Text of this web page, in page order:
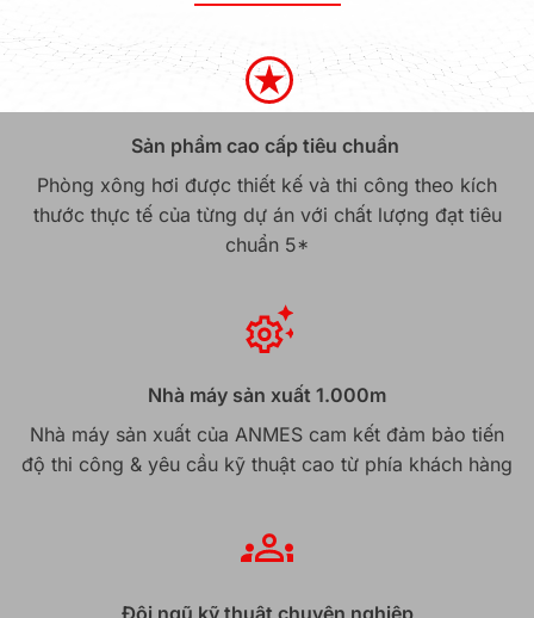
Sản phẩm cao cấp tiêu chuẩn
Phòng xông hơi được thiết kế và thi công theo kích
thước thực tế của từng dự án với chất lượng đạt tiêu
chuẩn 5*
Nhà máy sản xuất 1.000m
Nhà máy sản xuất của ANMES cam kết đảm bảo tiến
độ thi công & yêu cầu kỹ thuật cao từ phía khách hàng
Đội ngũ kỹ thuật chuyên nghiệp